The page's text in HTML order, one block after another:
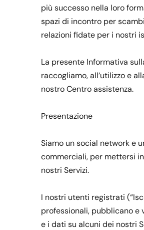
più successo nella loro
spazi di incontro per
relazioni fidate per i nostri
La presente Informativa
raccogliamo, all’utilizzo e
nostro Centro assistenza.
Presentazione
Siamo un social network e
commerciali, per mettersi
nostri Servizi.
I nostri utenti registrati
professionali, pubblicano e
e i dati su alcuni dei nostri